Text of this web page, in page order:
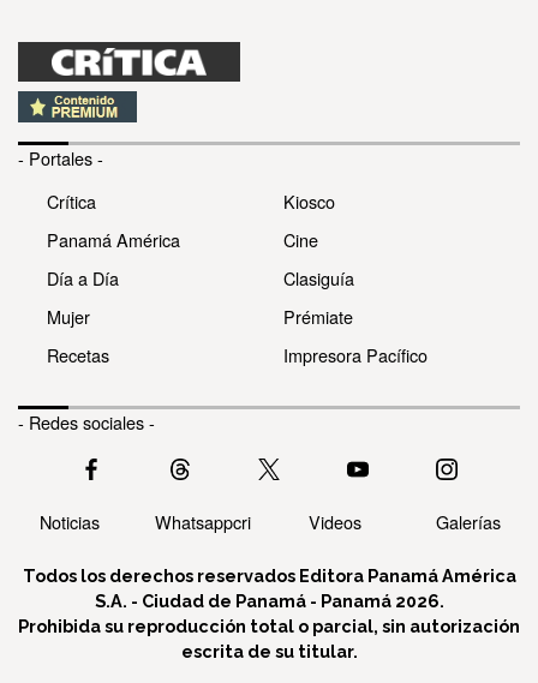
- Portales -
Crítica
Panamá América
Día a Día
Mujer
Recetas
Kiosco
Cine
Clasiguía
Prémiate
Impresora Pacífico
- Redes sociales -
Noticias Whatsappcri Videos Galerías
Todos los derechos reservados Editora Panamá América
S.A. - Ciudad de Panamá - Panamá 2026.
Prohibida su reproducción total o parcial, sin autorización
escrita de su titular.